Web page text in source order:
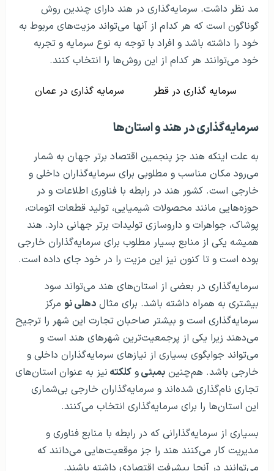
مد نظر داشت. سرمایه‌گذاری در هند دارای چندین روش
گوناگون است که هر کدام از آنها می‌تواند مزیت‌های مربوط به
خود را داشته باشد و افراد با توجه به نوع سرمایه و تجربه
خود می‌توانند هر کدام از این روش‌ها را انتخاب کنند.
سرمایه گذاری در قطر سرمایه گذاری در عمان
سرمایه‌گذاری در هند و استان‌ها
به علت اینکه هند جز پنجمین اقتصاد برتر جهان به شمار
می‌رود مکان مناسب و مطلوبی برای سرمایه‌گذاران داخلی و
خارجی است. کشور هند در رابطه با فناوری اطلاعات و در
حوزه‌هایی مانند محصولات شیمیایی، تولید قطعات اتومات،
پوشاک، جواهرات و داروسازی تولیدات برتر جهانی دارد. هند
همیشه یکی از منابع بسیار مطلوب برای سرمایه‌گذاران خارجی
بوده است و تا کنون نیز این مزیت را در خود جای داده است.
سرمایه‌گذاری در بعضی از استان‌های هند می‌تواند سود
بیشتری به همراه داشته باشد. برای مثال دهلی نو مرکز
سرمایه‌گذاری است و بیشتر صاحبان تجارت این شهر را ترجیح
می‌دهند زیرا یکی از پرجمعیت‌ترین شهرهای هند است و
می‌تواند جوابگوی بسیاری از نیازهای سرمایه‌گذاران داخلی و
خارجی باشد. هم‌چنین بمبئیو کلکته نیز به عنوان استان‌های
تجاری نام‌گذاری شده‌اند و سرمایه‌گذاران خارجی بی‌شماری
این استان‌ها را برای سرمایه‌گذاری انتخاب می‌کنند.
بسیاری از سرمایه‌گذارانی که در رابطه با منابع فناوری و
مدیریت کار می‌کنند هند را جز موقعیت‌هایی می‌دانند که
می‌توانند در آنجا پیشرفت اقتصادی داشته باشند.